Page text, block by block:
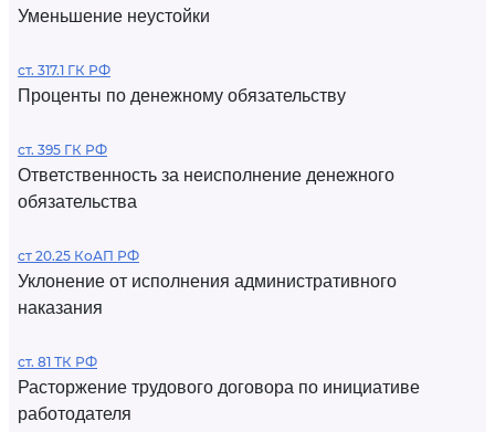
Уменьшение неустойки
ст. 317.1 ГК РФ
Проценты по денежному обязательству
ст. 395 ГК РФ
Ответственность за неисполнение денежного
обязательства
ст 20.25 КоАП РФ
Уклонение от исполнения административного
наказания
ст. 81 ТК РФ
Расторжение трудового договора по инициативе
работодателя